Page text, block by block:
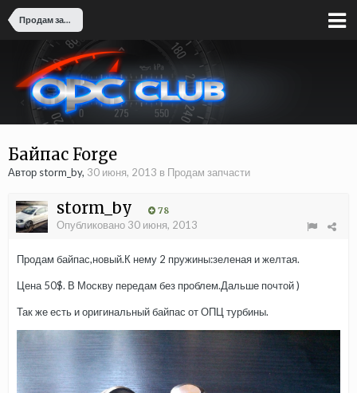
Продам запчасти
Байпас Forge
Автор storm_by, 30 июня, 2013 в Продам запчасти
storm_by 78
Опубликовано 30 июня, 2013
Продам байпас,новый.К нему 2 пружины:зеленая и желтая.
Цена 50$. В Москву передам без проблем.Дальше почтой )
Так же есть и оригинальный байпас от ОПЦ турбины.